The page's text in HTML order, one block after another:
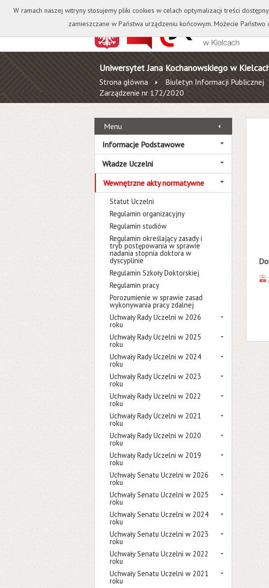
Kontakt Biblioteka Wydawnictwo
Uniwersytet Jana Kochanowskiego w
Strona główna Biuletyn Informacji Publicznej
Zarządzenie nr 172/2020
Menu
Informacje Podstawowe
Władze Uczelni
Wewnętrzne akty normatywne
Statut Uczelni
Regulamin organizacyjny
Regulamin studiów
Regulamin określający zasady i
tryb postępowania w sprawie
nadania stopnia doktora w
dyscyplinie
Regulamin Szkoły Doktorskiej
Regulamin pracy
Porozumienie w sprawie zasad
wykonywania pracy zdalnej
Uchwały Rady Uczelni w 2026
roku
Uchwały Rady Uczelni w 2025
roku
Uchwały Rady Uczelni w 2024
roku
Uchwały Rady Uczelni w 2023
roku
Uchwały Rady Uczelni w 2022
roku
Uchwały Rady Uczelni w 2021
roku
Uchwały Rady Uczelni w 2020
roku
Uchwały Rady Uczelni w 2019
roku
Uchwały Senatu Uczelni w 2026
roku
Uchwały Senatu Uczelni w 2025
roku
Uchwały Senatu Uczelni w 2024
roku
Uchwały Senatu Uczelni w 2023
roku
Uchwały Senatu Uczelni w 2022
roku
Uchwały Senatu Uczelni w 2021
roku
W ramach naszej witryny stosujemy pliki cookies w celach optymalizacji treści
zamieszczane w Państwa urządzeniu końcowym. Możecie